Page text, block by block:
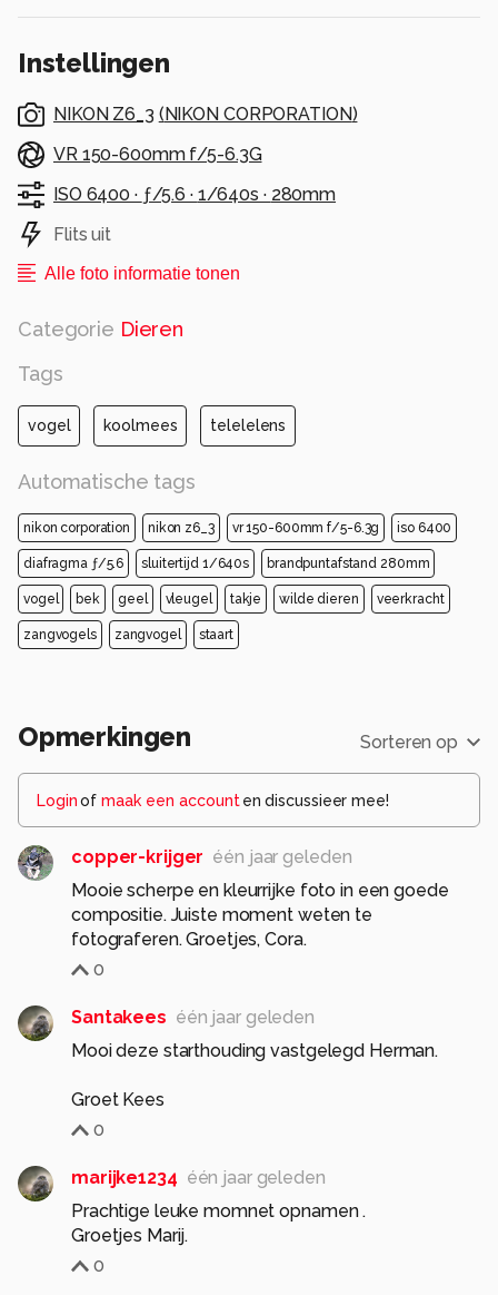
mijn vorige upload.
Alle rechten voorbehouden
Instellingen
NIKON Z6_3 (NIKON CORPORATION)
VR 150-600mm f/5-6.3G
ISO 6400 · ƒ/5.6 · 1/640s · 280mm
Flits uit
Alle foto informatie tonen
Categorie Dieren
Tags
vogel koolmees telelelens
Automatische tags
nikon corporation nikon z6_3 vr 150-600mm f/5-6.3g iso 6400
diafragma ƒ/5.6 sluitertijd 1/640s brandpuntafstand 280mm
vogel bek geel vleugel takje wilde dieren veerkracht
zangvogels zangvogel staart
Opmerkingen Sorteren op
Loginof maak een account en discussieer mee!
copper-krijger één jaar geleden
Mooie scherpe en kleurrijke foto in een goede
compositie. Juiste moment weten te
fotograferen. Groetjes, Cora.
0
Santakees één jaar geleden
Mooi deze starthouding vastgelegd Herman.
Groet Kees
0
marijke1234 één jaar geleden
Prachtige leuke momnet opnamen .
Groetjes Marij.
0